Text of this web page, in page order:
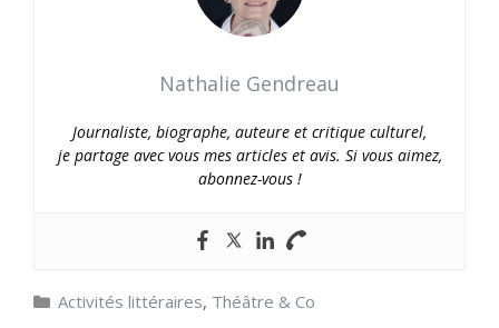
Nathalie Gendreau
Journaliste, biographe, auteure et critique culturel,
je partage avec vous mes articles et avis. Si vous aimez,
abonnez-vous !
Catégories
Activités littéraires, Théâtre & Co